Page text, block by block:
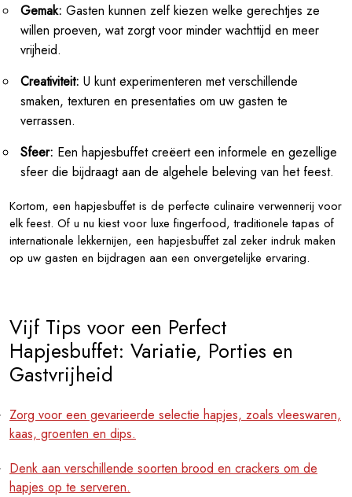
Gemak: Gasten kunnen zelf kiezen welke gerechtjes ze
willen proeven, wat zorgt voor minder wachttijd en meer
vrijheid.
Creativiteit: U kunt experimenteren met verschillende
smaken, texturen en presentaties om uw gasten te
verrassen.
Sfeer: Een hapjesbuffet creëert een informele en gezellige
sfeer die bijdraagt aan de algehele beleving van het feest.
Kortom, een hapjesbuffet is de perfecte culinaire verwennerij voor
elk feest. Of u nu kiest voor luxe fingerfood, traditionele tapas of
internationale lekkernijen, een hapjesbuffet zal zeker indruk maken
op uw gasten en bijdragen aan een onvergetelijke ervaring.
Vijf Tips voor een Perfect
Hapjesbuffet: Variatie, Porties en
Gastvrijheid
Zorg voor een gevarieerde selectie hapjes, zoals vleeswaren,
kaas, groenten en dips.
Denk aan verschillende soorten brood en crackers om de
hapjes op te serveren.